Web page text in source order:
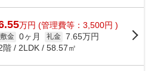
万円 (管理費等：3,500円 )
敷金 0ヶ月 礼金 7.65万円
階 / 2LDK / 58.57㎡